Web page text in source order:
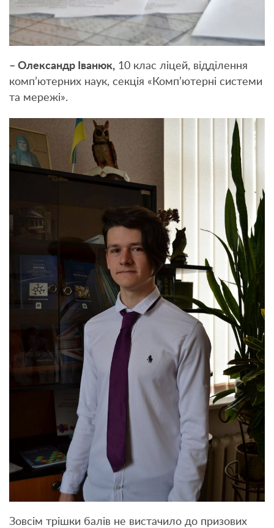
– Олександр Іванюк, 10 клас ліцей, відділення
комп’ютерних наук, секція «Комп’ютерні системи
та мережі».
Зовсім трішки балів не вистачило до призових